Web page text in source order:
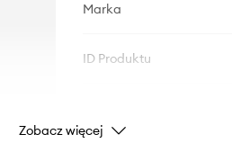
Marka
ID Produktu
Zobacz więcej